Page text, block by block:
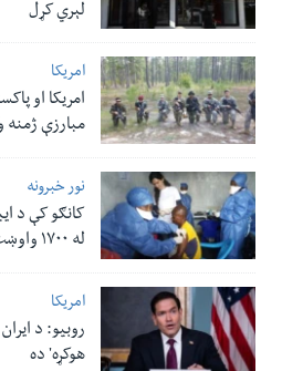
لېري کړل
امریکا
امریکا او
مبارزې ژمنه
نور خبرونه
کانګو کې د
له ۱۷۰۰ واوښت
امریکا
روبیو: د
هوکړه' ده